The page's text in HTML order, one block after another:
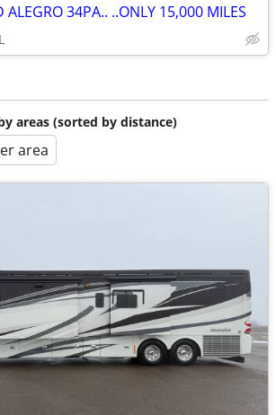
34PA.. ..ONLY 15,000 MILES
areas (sorted by distance)
area